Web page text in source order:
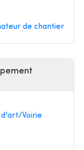
de chantier
d'art/Voirie